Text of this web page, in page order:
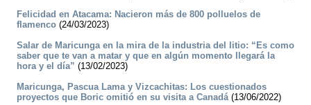
Felicidad en Atacama: Nacieron más de 800 polluelos de
flamenco (24/03/2023)
Salar de Maricunga en la mira de la industria del litio: “Es como
saber que te van a matar y que en algún momento llegará la
hora y el día” (13/02/2023)
Maricunga, Pascua Lama y Vizcachitas: Los cuestionados
proyectos que Boric omitió en su visita a Canadá(13/06/2022)